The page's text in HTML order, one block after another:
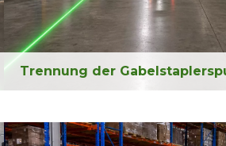
Trennung der
Gehbereichen durch helle, auf den
Sicherheitslinien.